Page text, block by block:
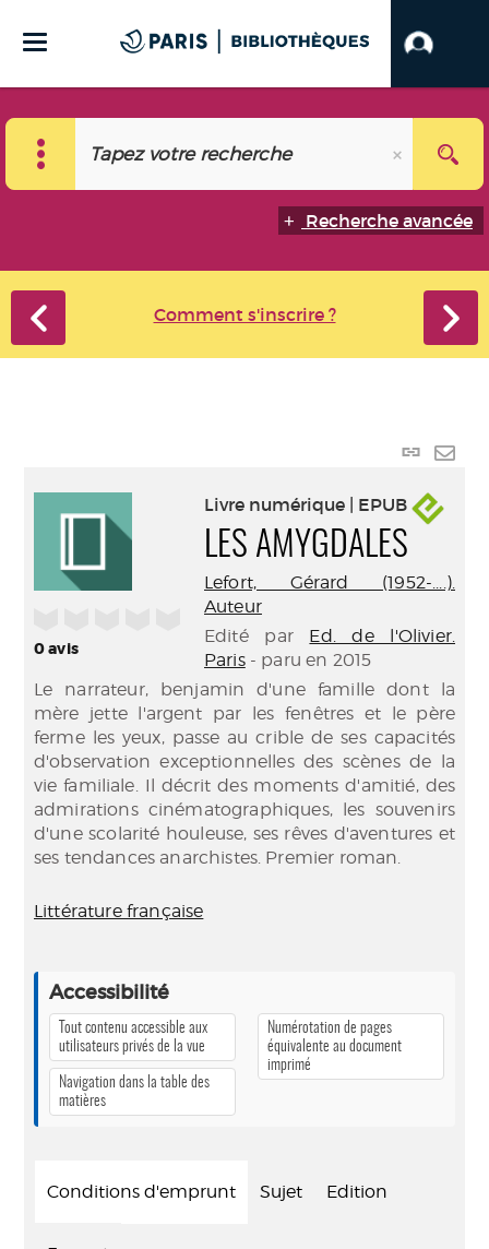
Recherche avancée
Comment s'inscrire ?
Lien
0avis
Livre numérique | EPUB
LES AMYGDALES
Lefort, Gérard (1952-....).
Auteur
Edité par Ed. de l'Olivier.
Paris- paru en 2015
Le narrateur, benjamin d'une famille dont la
mère jette l'argent par les fenêtres et le père
ferme les yeux, passe au crible de ses capacités
d'observation exceptionnelles des scènes de la
vie familiale. Il décrit des moments d'amitié, des
admirations cinématographiques, les souvenirs
d'une scolarité houleuse, ses rêves d'aventures et
ses tendances anarchistes. Premier roman.
Littérature française
Accessibilité
Tout contenu accessible aux
utilisateurs privés de la vue
Navigation dans la table des
matières
Numérotation de pages
équivalente au document
imprimé
Conditions d'emprunt Sujet Edition